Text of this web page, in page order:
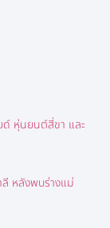
ด์ หุ่นยนต์สี่ขา และ
ลี หลังพบร่างแม่